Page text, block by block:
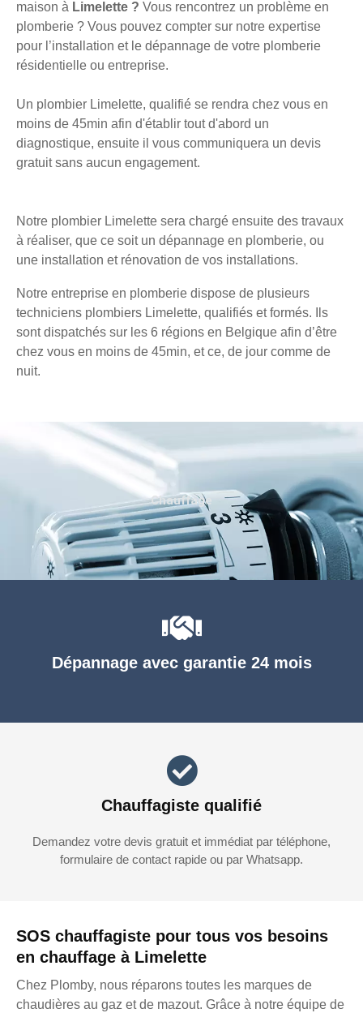
maison à Limelette ? Vous rencontrez un problème en
plomberie ? Vous pouvez compter sur notre expertise
pour l’installation et le dépannage de votre plomberie
résidentielle ou entreprise.
Un plombier Limelette, qualifié se rendra chez vous en
moins de 45min afin d'établir tout d'abord un
diagnostique, ensuite il vous communiquera un devis
gratuit sans aucun engagement.
Notre plombier Limelette sera chargé ensuite des travaux
à réaliser, que ce soit un dépannage en plomberie, ou
une installation et rénovation de vos installations.
Notre entreprise en plomberie dispose de plusieurs
techniciens plombiers Limelette, qualifiés et formés. Ils
sont dispatchés sur les 6 régions en Belgique afin d’être
chez vous en moins de 45min, et ce, de jour comme de
nuit.
SOS chauffagiste pour tous vos besoins
en chauffage à Limelette
Chez Plomby, nous réparons toutes les marques de
chaudières au gaz et de mazout. Grâce à notre équipe de
Dépannage avec garantie 24 mois
Chauffagiste qualifié
Demandez votre devis gratuit et immédiat par téléphone,
formulaire de contact rapide ou par Whatsapp.
Chauffage